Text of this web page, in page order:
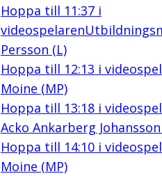
Hoppa till 11:37i
videospelaren
Persson (L)
Hoppa till 12:13 i
Moine (MP)
Hoppa till 13:18i
Acko Ankarberg Johansson
Hoppa till 14:10i
Moine (MP)